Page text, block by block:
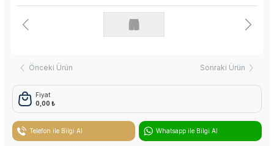
Oda Kokusu
Peştemaller
Keseler
Önceki Ürün Sonraki Ürün
Fiyat
0,00 ₺
Telefon ile Bilgi Al Whatsapp ile Bilgi Al